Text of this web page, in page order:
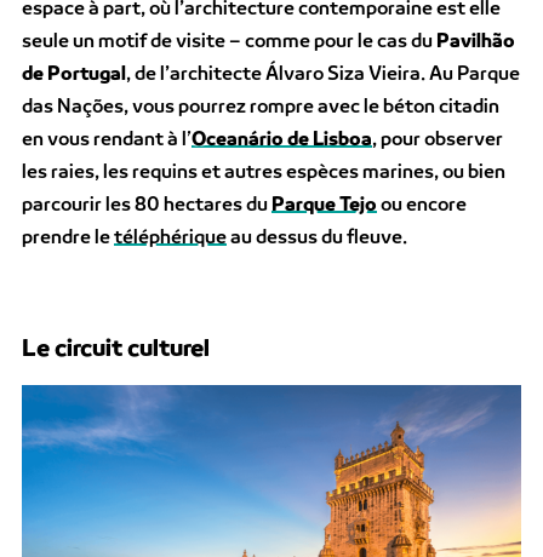
espace à part, où l’architecture contemporaine est elle
seule un motif de visite – comme pour le cas du Pavilhão
de Portugal, de l’architecte Álvaro Siza Vieira. Au Parque
das Nações, vous pourrez rompre avec le béton citadin
en vous rendant à l’Oceanário de Lisboa, pour observer
les raies, les requins et autres espèces marines, ou bien
parcourir les 80 hectares du Parque Tejo ou encore
prendre letéléphériqueau dessus du fleuve.
Le circuit culturel